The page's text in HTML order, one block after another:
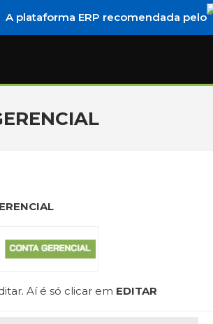
A plataforma ERP recomendada pelo
Aí é só clicar em EDITAR